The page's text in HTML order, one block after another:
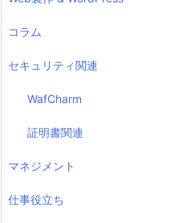
コラム
セキュリティ関連
WafCharm
証明書関連
マネジメント
仕事役立ち